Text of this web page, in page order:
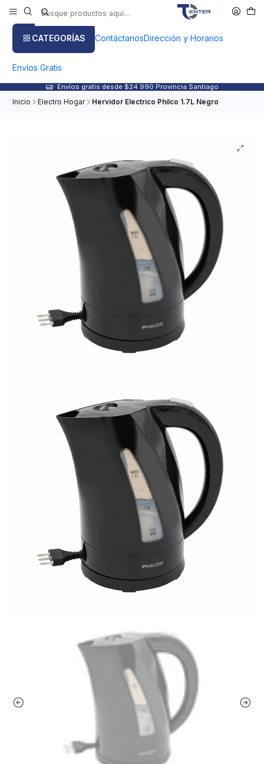
CATEGORÍAS ContáctanosDirección y Horarios
Envíos Gratis
Envíos gratis desde $24.990 Provincia Santiago
Inicio Electro Hogar Hervidor Electrico Philco 1.7L Negro